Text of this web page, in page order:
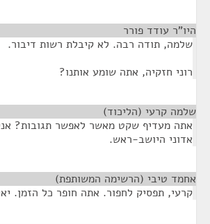
היו"ר עודד פורר
שלמה, תודה רבה. לא קיבלת רשות דיבור.
רוני חזקיה, אתה שומע אותנו?
שלמה קרעי (הליכוד)
אתה מעדיף שקט מאשר לאפשר תגובות?
אדוני היושב-ראש.
אחמד טיבי (הרשימה המשותפת)
קרעי, תפסיק לחפור. אתה חופר כל הזמן.